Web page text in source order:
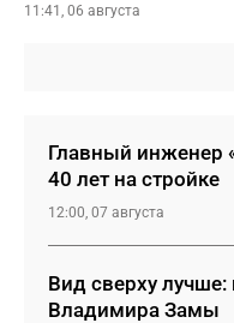
11:41, 06 августа
Главный инженер
40 лет на стройке
12:00, 07 августа
Вид сверху
Владимира Замы